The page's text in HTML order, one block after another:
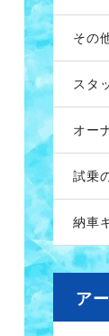
その
スタ
オー
試乗
納車
ア